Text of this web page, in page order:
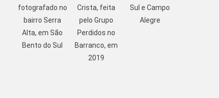
fotografado no
bairro Serra
Alta, em São
Bento do Sul
Crista, feita
pelo Grupo
Perdidos no
Barranco, em
2019
Sul e Campo
Alegre